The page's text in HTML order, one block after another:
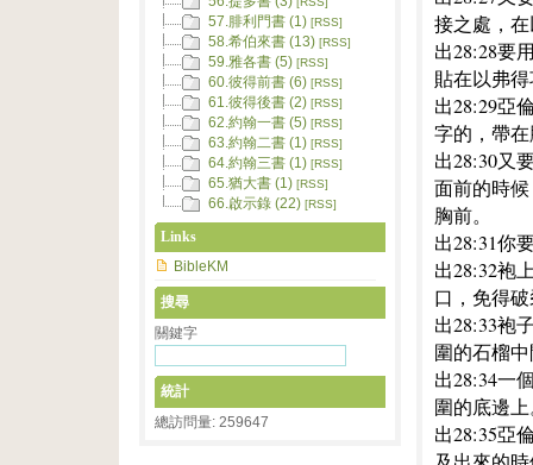
接之處，
出28:28要
貼在以弗
出28:29亞
字的，帶
出28:30又
面前的時
胸前。
出28:31你
出28:32袍
口，免得
出28:33袍
圍的石榴
出28:34一
圍的底邊
出28:35亞
57.腓利門書 (1) [RSS]
58.希伯來書 (13) [RSS]
59.雅各書 (5) [RSS]
60.彼得前書 (6) [RSS]
61.彼得後書 (2) [RSS]
62.約翰一書 (5) [RSS]
63.約翰二書 (1) [RSS]
64.約翰三書 (1) [RSS]
65.猶大書 (1) [RSS]
66.啟示錄 (22) [RSS]
Links
BibleKM
搜尋
關鍵字
統計
總訪問量: 259647